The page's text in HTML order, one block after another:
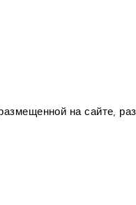
на сайте,